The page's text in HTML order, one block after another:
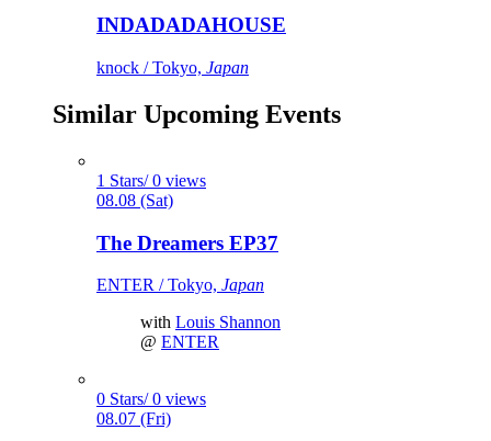
INDADADAHOUSE
knock / Tokyo, Japan
Similar Upcoming Events
1 Stars/ 0 views
08.08 (Sat)
The Dreamers EP37
ENTER / Tokyo, Japan
with Louis Shannon
@ ENTER
0 Stars/ 0 views
08.07 (Fri)